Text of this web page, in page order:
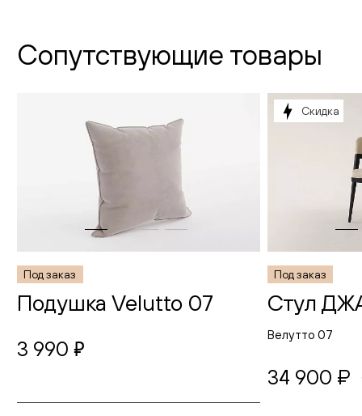
Сопутствующие товары
Подушка Velutto 07
Под заказ
3 990 руб.
Скидка
Стул
Под заказ
Велутто 07
34 900 ₽